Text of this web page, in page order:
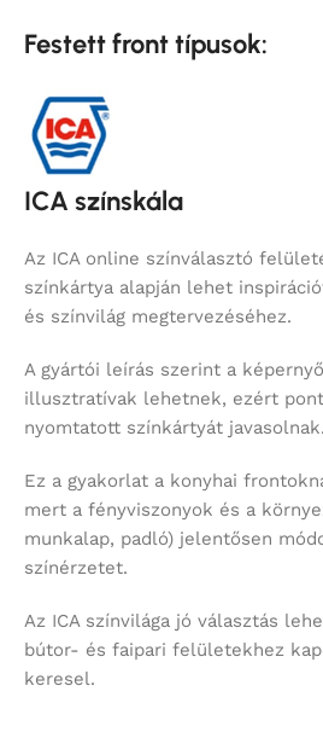
Festett front típusok:
ICA színskála
Az ICA online színválasztó
színkártya alapján lehet
és színvilág megtervezéséhez.
A gyártói leírás szerint a
illusztratívak lehetnek, ezért
nyomtatott színkártyát javasolnak.
Ez a gyakorlat a konyhai
mert a fényviszonyok és a
munkalap, padló) jelentősen
színérzetet.
Az ICA színvilága jó választás
bútor- és faipari felületekhez
keresel.